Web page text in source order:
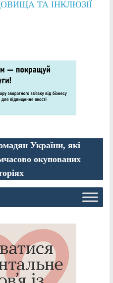
ТА ІНКЛЮЗІЇ
України, які
окупованих